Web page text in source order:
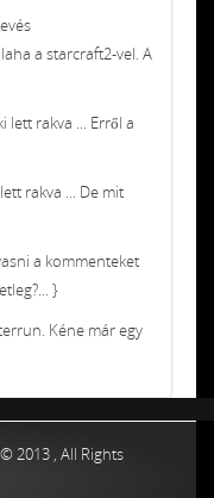
a starcraft2-vel. A
lett rakva ... Erről a
rakva ... De mit
a kommenteket
}
Kéne már egy
2013 , All Rights